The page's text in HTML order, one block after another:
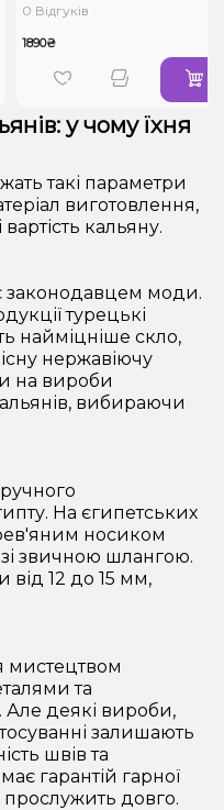
0 Відгуків
1890₴
у чому їхня
такі параметри
виготовлення,
вартість кальяну.
законодавцем моди.
турецькі
найміцніше скло,
нержавіючу
на вироби
вибираючи
На єгипетських
носиком
звичною шлангою.
від 12 до 15 мм,
мистецтвом
та
Але деякі вироби,
залишають
швів та
гарантій гарної
прослужить довго.